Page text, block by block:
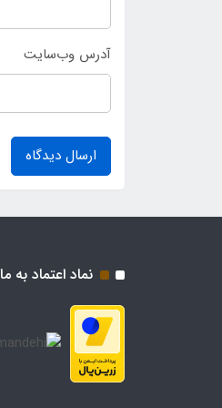
آدرس وب‌سایت
ارسال دیدگاه
نماد اعتماد به ما